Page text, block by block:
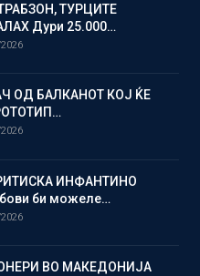
ТУРЦИТЕ
Дури 25.000…
ОД БАЛКАНОТ КОЈ ЌЕ
ИНФАНТИНО
би можеле…
ВО МАКЕДОНИЈА